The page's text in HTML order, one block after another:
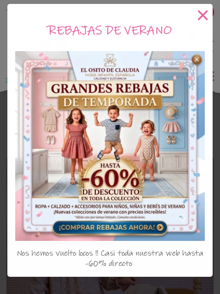
El Osito de Claudia
Tu tienda online de Moda Infantil
0€
Outlet Niña
OUTLET
REBAJAS DE VERANO
Nos hemos vuelto locos !! Casi toda nuestra web hasta
-60% directo